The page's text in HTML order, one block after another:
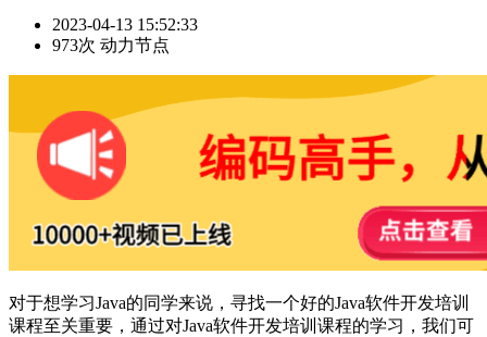
2023-04-13 15:52:33
973次 动力节点
对于想学习Java的同学来说，寻找一个好的Java软件开发培训
课程至关重要，通过对Java软件开发培训课程的学习，我们可